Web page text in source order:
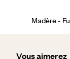
Madère -
Vous aimerez